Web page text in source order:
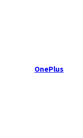
OnePlus